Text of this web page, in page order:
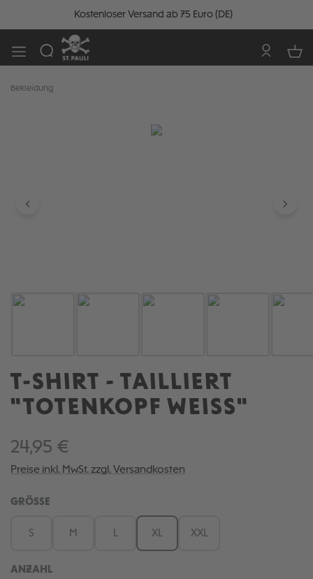
Kostenloser Versand ab 75 Euro (DE)
Bekleidung
T-SHIRT - TAILLIERT
"TOTENKOPF WEISS"
24,95 €
Preise inkl. MwSt. zzgl. Versandkosten
GRÖSSE
S M XL XXL
ANZAHL